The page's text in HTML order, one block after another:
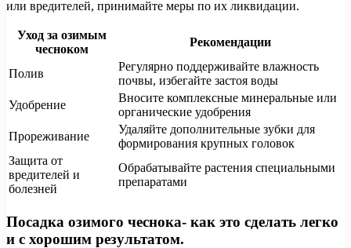
или вредителей, принимайте меры по их ликвидации.
Уход за озимым
чесноком
Рекомендации
Полив
Регулярно поддерживайте влажность
почвы, избегайте застоя воды
Удобрение
Вносите комплексные минеральные или
органические удобрения
Прореживание
Удаляйте дополнительные зубки для
формирования крупных головок
Защита от
вредителей и
болезней
Обрабатывайте растения специальными
препаратами
Посадка озимого чеснока- как это сделать легко
и с хорошим результатом.